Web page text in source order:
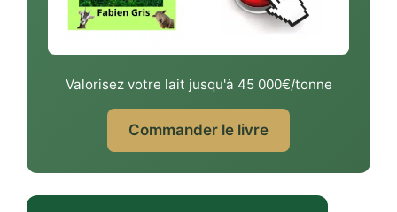
Valorisez votre lait jusqu'à 45 000€/tonne
Commander le livre